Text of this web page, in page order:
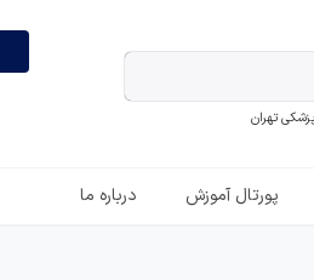
تهران
پورتال آموزش درباره ما